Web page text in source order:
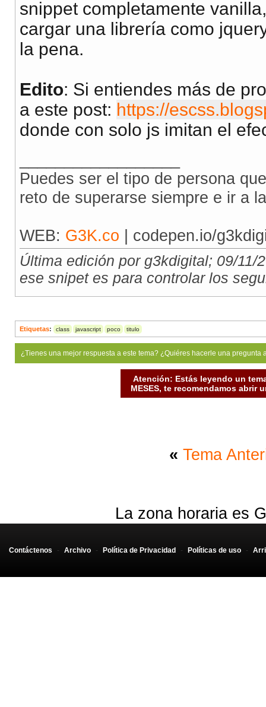
snippet completamente
cargar una librería como
la pena.
Edito: Si entiendes más de
a este post: https://
donde con solo js imitan el
Puedes ser el tipo de persona
reto de superarse siempre e ir a
WEB: G3K.co | codepen.io/
Última edición por g3kdigital; 09/11/
ese snipet es para controlar los
Etiquetas: class javascript poco titulo
¿Tienes una mejor respuesta a este tema? ¿Quiéres hacerle una
Atención: Estás leyendo un
MESES, te recomendamos abrir
« Tema
La zona horaria es
Contáctenos - Archivo - Política de Privacidad - Políticas de uso -